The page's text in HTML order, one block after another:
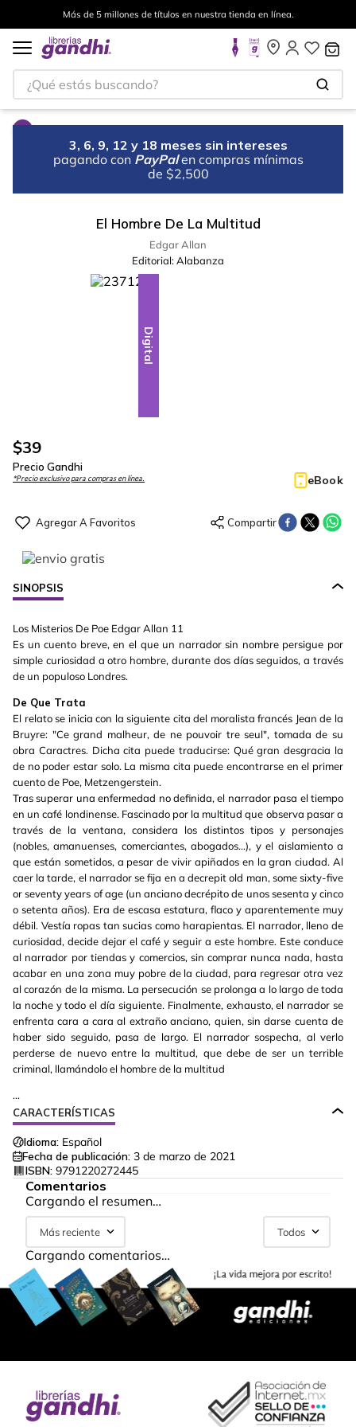
Más de 5 millones de títulos en nuestra tienda en línea.
¿Qué estás buscando?
3, 6, 9, 12 y 18 meses sin intereses
pagando con PayPal en compras mínimas
de $2,500
El Hombre De La Multitud
Edgar Allan
Editorial:Alabanza
Digital
$39
Precio Gandhi
*Precio exclusivo para compras en línea. eBook
SINOPSIS
Los Misterios De Poe Edgar Allan 11
Es un cuento breve, en el que un narrador sin nombre persigue por
simple curiosidad a otro hombre, durante dos días seguidos, a través
de un populoso Londres.
De Que Trata
El relato se inicia con la siguiente cita del moralista francés Jean de la
Bruyre: "Ce grand malheur, de ne pouvoir tre seul", tomada de su
obra Caractres. Dicha cita puede traducirse: Qué gran desgracia la
de no poder estar solo. La misma cita puede encontrarse en el primer
cuento de Poe, Metzengerstein.
Tras superar una enfermedad no definida, el narrador pasa el tiempo
en un café londinense. Fascinado por la multitud que observa pasar a
través de la ventana, considera los distintos tipos y personajes
(nobles, amanuenses, comerciantes, abogados...), y el aislamiento a
que están sometidos, a pesar de vivir apiñados en la gran ciudad. Al
caer la tarde, el narrador se fija en a decrepit old man, some sixty-five
or seventy years of age (un anciano decrépito de unos sesenta y cinco
o setenta años). Era de escasa estatura, flaco y aparentemente muy
débil. Vestía ropas tan sucias como harapientas. El narrador, lleno de
curiosidad, decide dejar el café y seguir a este hombre. Este conduce
al narrador por tiendas y comercios, sin comprar nunca nada, hasta
acabar en una zona muy pobre de la ciudad, para regresar otra vez
al corazón de la misma. La persecución se prolonga a lo largo de toda
la noche y todo el día siguiente. Finalmente, exhausto, el narrador se
enfrenta cara a cara al extraño anciano, quien, sin darse cuenta de
haber sido seguido, pasa de largo. El narrador sospecha, al verlo
perderse de nuevo entre la multitud, que debe de ser un terrible
criminal, llamándolo el hombre de la multitud
...
CARACTERÍSTICAS
Idioma: Español
Fecha de publicación: 3 de marzo de 2021
ISBN: 9791220272445
Comentarios
Cargando el resumen…
Más reciente Todos
Cargando comentarios…